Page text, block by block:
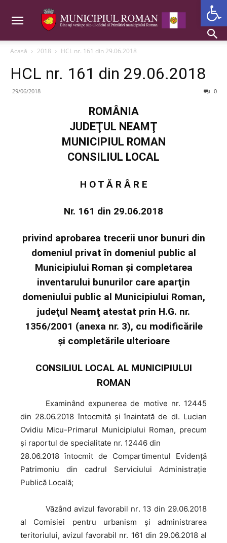
Acasă 2018 HCL nr. 161 din 29.06.2018
HCL nr. 161 din 29.06.2018
29/06/2018 0
ROMÂNIA
JUDEŢUL NEAMŢ
MUNICIPIUL ROMAN
CONSILIUL LOCAL
H O T Ă R Â R E
Nr. 161 din 29.06.2018
privind aprobarea trecerii unor bunuri din
domeniul privat în domeniul public al
Municipiului Roman şi completarea
inventarului bunurilor care aparţin
domeniului public al Municipiului Roman,
judeţul Neamţ atestat prin H.G. nr.
1356/2001 (anexa nr. 3), cu modificările
şi completările ulterioare
CONSILIUL LOCAL AL MUNICIPIULUI
ROMAN
Examinând expunerea de motive nr. 12445
din 28.06.2018 întocmită şi înaintată de dl. Lucian
Ovidiu Micu-Primarul Municipiului Roman, precum
şi raportul de specialitate nr. 12446 din
28.06.2018 întocmit de Compartimentul Evidenţă
Patrimoniu din cadrul Serviciului Administraţie
Publică Locală;
Văzând avizul favorabil nr. 13 din 29.06.2018
al Comisiei pentru urbanism şi administrarea
teritoriului, avizul favorabil nr. 161 din 29.06.2018 al